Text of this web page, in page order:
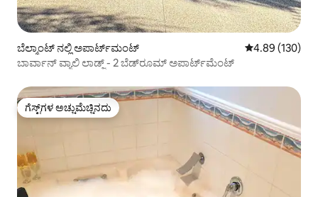
ಬೆಲ್ಮಾಂಟ್ ನಲ್ಲಿ ಅಪಾರ್ಟ್‌ಮಂಟ್ 5 ರಲ್ಲಿ 4.89
4.89 (130)
ಬಾರ್ವಾನ್ ವ್ಯಾಲಿ ಲಾಡ್ಜ್ - 2 ಬೆಡ್‌ರೂಮ್ ಅಪಾರ್ಟ್‌ಮೆಂಟ್
ಗೆಸ್ಟ್‌ಗಳ ಅಚ್ಚುಮೆಚ್ಚಿನದು
ಗೆಸ್ಟ್‌ಗಳ ಅಚ್ಚುಮೆಚ್ಚಿನದು